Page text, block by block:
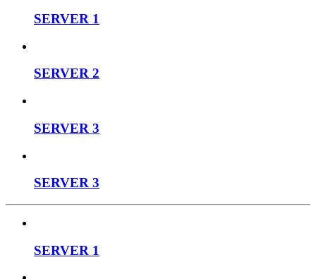
SERVER 1
SERVER 2
SERVER 3
SERVER 3
SERVER 1